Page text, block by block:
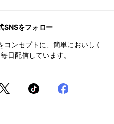
SNSをフォロー
コンセプトに、簡単においしく
日配信しています。